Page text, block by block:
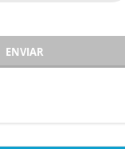
ENVIAR